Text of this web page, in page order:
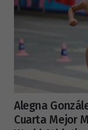
Alegna
Cuarta Mejor